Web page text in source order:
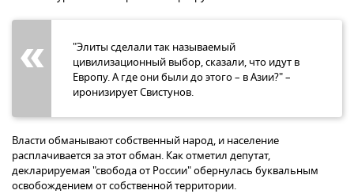
"Элиты сделали так называемый
цивилизационный выбор, сказали, что идут в
Европу. А где они были до этого – в Азии?" –
иронизирует Свистунов.
Власти обманывают собственный народ, и население
расплачивается за этот обман. Как отметил депутат,
декларируемая "свобода от России" обернулась буквальным
освобождением от собственной территории.